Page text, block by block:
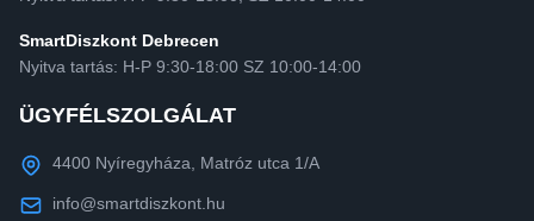
SmartDiszkont Debrecen
Nyitva tartás: H-P 9:30-18:00 SZ 10:00-14:00
ÜGYFÉLSZOLGÁLAT
4400 Nyíregyháza, Matróz utca 1/A
info@smartdiszkont.hu